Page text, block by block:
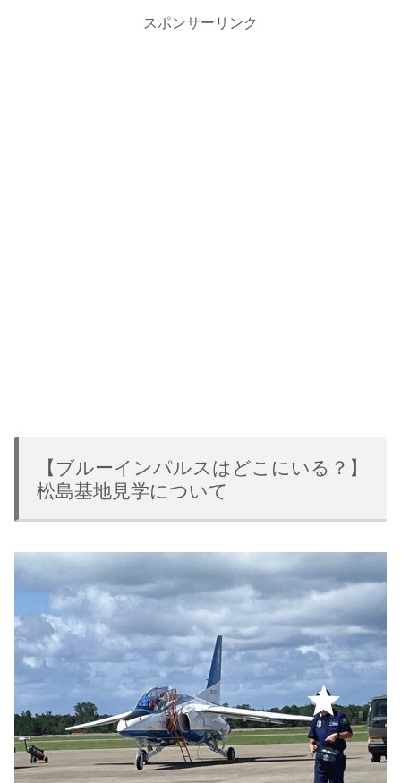
スポンサーリンク
【ブルーインパルスはどこにいる？】
松島基地見学について